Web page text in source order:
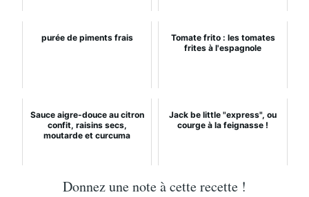
purée de piments frais
Tomate frito : les tomates
frites à l'espagnole
Sauce aigre-douce au citron
confit, raisins secs,
moutarde et curcuma
Jack be little "express", ou
courge à la feignasse !
Donnez une note à cette recette !